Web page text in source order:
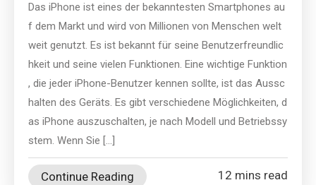
Das iPhone ist eines der bekanntesten Smartphones au
f dem Markt und wird von Millionen von Menschen welt
weit genutzt. Es ist bekannt für seine Benutzerfreundlic
hkeit und seine vielen Funktionen. Eine wichtige Funktion
, die jeder iPhone-Benutzer kennen sollte, ist das Aussc
halten des Geräts. Es gibt verschiedene Möglichkeiten, d
as iPhone auszuschalten, je nach Modell und Betriebssy
stem. Wenn Sie […]
Continue Reading 12 mins read